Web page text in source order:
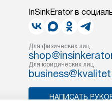
InSinkErator в
Для физических лиц
Для юридических лиц
НАПИСАТЬ